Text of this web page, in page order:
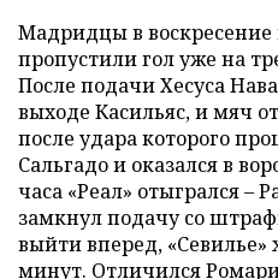
Мадридцы в
пропустили гол уже на
После подачи Хесуса
выходе Касильяс, и мяч
после удара которого
Сальгадо и оказался в
часа «Реал» отыгрался –
замкнул подачу со
выйти вперед, «Севилье»
минут. Отличился